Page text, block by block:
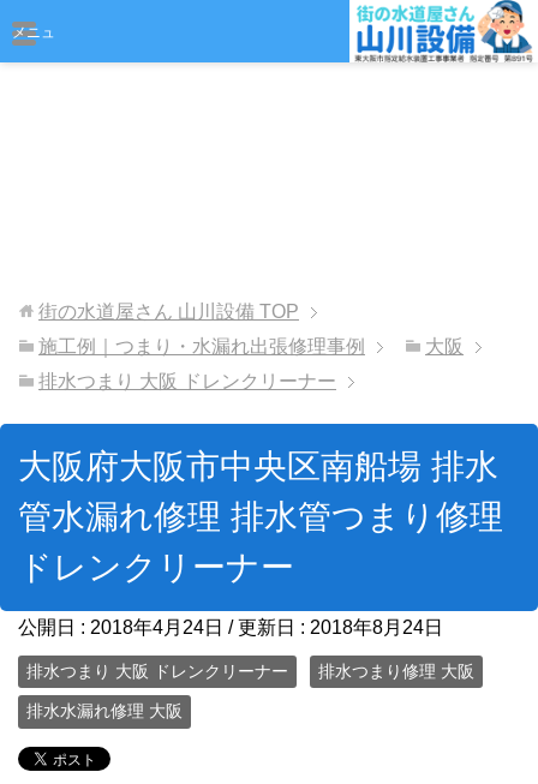
メニュ
街の水道屋さん 山川設備 TOP
施工例｜つまり・水漏れ出張修理事例
大阪
排水つまり 大阪 ドレンクリーナー
大阪府大阪市中央区南船場 排水
管水漏れ修理 排水管つまり修理
ドレンクリーナー
公開日 : 2018年4月24日 / 更新日 : 2018年8月24日
排水つまり 大阪 ドレンクリーナー 排水つまり修理 大阪
排水水漏れ修理 大阪